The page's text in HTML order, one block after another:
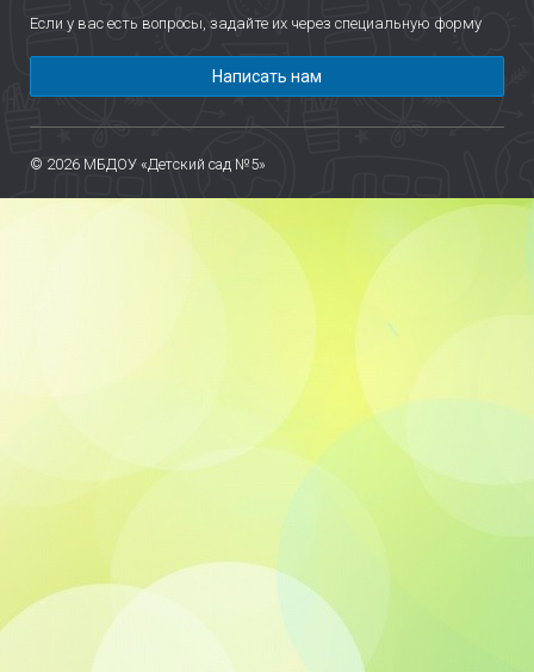
Если у вас есть вопросы, задайте их через специальную форму
Написать нам
© 2026 МБДОУ «Детский сад №5»